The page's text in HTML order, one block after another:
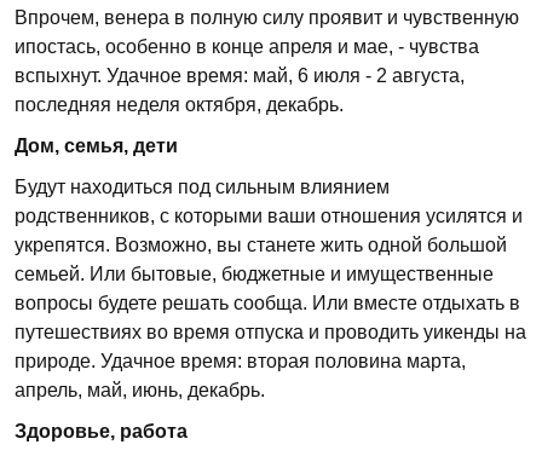
Впрочем, венера в полную силу проявит и чувственную
ипостась, особенно в конце апреля и мае, - чувства
вспыхнут. Удачное время: май, 6 июля - 2 августа,
последняя неделя октября, декабрь.
Дом, семья, дети
Будут находиться под сильным влиянием
родственников, с которыми ваши отношения усилятся и
укрепятся. Возможно, вы станете жить одной большой
семьей. Или бытовые, бюджетные и имущественные
вопросы будете решать сообща. Или вместе отдыхать в
путешествиях во время отпуска и проводить уикенды на
природе. Удачное время: вторая половина марта,
апрель, май, июнь, декабрь.
Здоровье, работа